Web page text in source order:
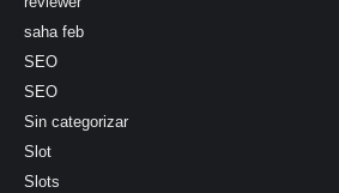
saha feb
SEO
SEO
Sin categorizar
Slot
Slots